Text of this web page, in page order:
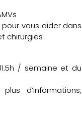
vous aider dans
chirurgies
/ semaine et du
d’informations,